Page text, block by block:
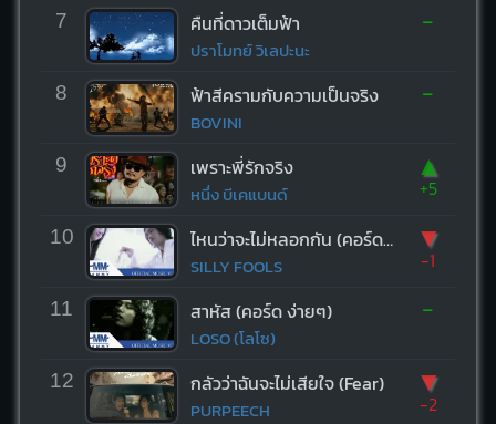
7 คืนที่ดาวเต็มฟ้า
ปราโมทย์ วิเลปะนะ
-
8 ฟ้าสีครามกับความเป็นจริง
BOVINI
-
9 เพราะพี่รักจริง
หนึ่ง บีเคแบนด์
▲
+5
10 ไหนว่าจะไม่หลอกกัน (คอร์ด ง่ายๆ)
SILLY FOOLS
▼
-1
11 สาหัส (คอร์ด ง่ายๆ)
LOSO (โลโซ)
-
12 กลัวว่าฉันจะไม่เสียใจ (Fear)
PURPEECH
▼
-2